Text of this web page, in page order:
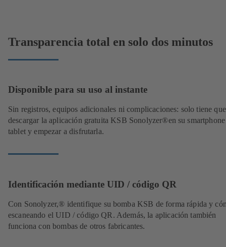
Transparencia total en solo dos minutos
Disponible para su uso al instante
Sin registros, equipos adicionales ni complicaciones: solo tiene que
descargar la aplicación gratuita KSB Sonolyzer®en su
tablet y empezar a disfrutarla.
Identificación mediante UID / código QR
Con Sonolyzer,® identifique su bomba KSB de forma rápida y
escaneando el UID / código QR. Además, la aplicación también
funciona con bombas de otros fabricantes.